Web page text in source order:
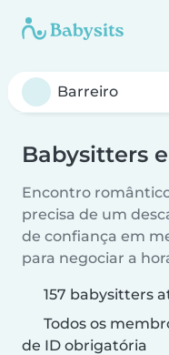
Babysitters
Encontro
precisa de um
de confiança em
para negociar a
157 babysitters
Todos os
de ID obrigatória